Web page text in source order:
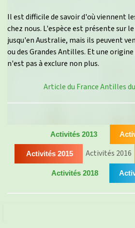
Il est difficile de savoir d'où viennent
chez nous. L'espèce est présente sur
jusqu'en Australie, mais ils peuvent
ou des Grandes Antilles. Et une
n'est pas à exclure non plus.
Article du France Antilles
Activités 2013
Activités 2015 Activités 2016
Activités 2018